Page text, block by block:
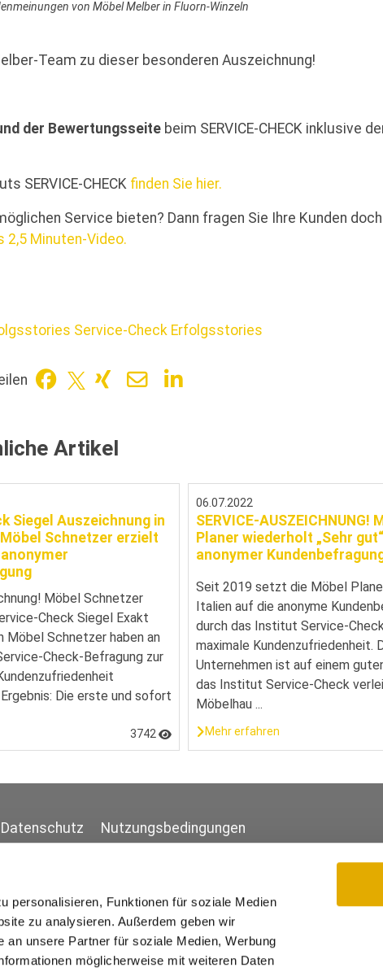
personalisieren, Funktionen für soziale Medien
zu analysieren. Außerdem geben wir
unsere Partner für soziale Medien, Werbung
möglicherweise mit weiteren Daten
von Möbel Melber in Fluorn-Winzeln
Team zu dieser besonderen Auszeichnung!
der Bewertungsseite beim SERVICE-CHECK inklusive
SERVICE-CHECK finden Sie hier.
Service bieten? Dann fragen Sie Ihre Kunden
2,5 Minuten-Video.
Service-Check Erfolgsstories
Artikel
Siegel Auszeichnung in
Schnetzer erzielt
Möbel Schnetzer
Check Siegel Exakt
Möbel Schnetzer haben an
Check-Befragung zur
Die erste und sofort
3742
06.07.2022
SERVICE-AUSZEICHNUNG!
Planer wiederholt „Sehr
anonymer
Seit 2019 setzt die Möbel
Italien auf die anonyme
durch das Institut Service-
maximale Kundenzufriedenheit.
Unternehmen ist auf einem
das Institut Service-Check
Möbelhau ...
Mehr erfahren
Datenschutz Nutzungsbedingungen